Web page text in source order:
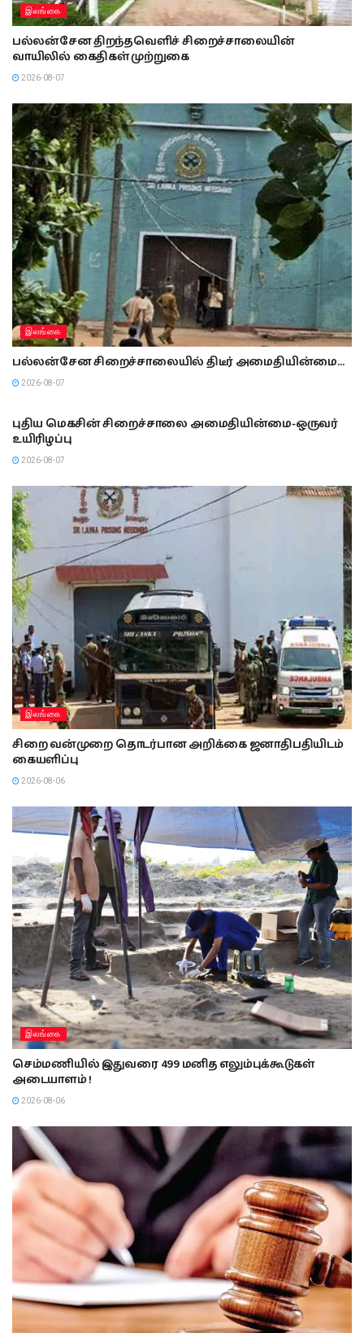
இலங்கை
பல்லன்சேன திறந்தவெளிச் சிறைச்சாலையின்
வாயிலில் கைதிகள் முற்றுகை
2026-08-07
இலங்கை
பல்லன்சேன சிறைச்சாலையில் திடீர் அமைதியின்மை…
2026-08-07
புதிய மெகசின் சிறைச்சாலை அமைதியின்மை-ஒருவர்
உயிரிழப்பு
2026-08-07
இலங்கை
சிறை வன்முறை தொடர்பான அறிக்கை ஜனாதிபதியிடம்
கையளிப்பு
2026-08-06
இலங்கை
செம்மணியில் இதுவரை 499 மனித எலும்புக்கூடுகள்
அடையாளம் !
2026-08-06